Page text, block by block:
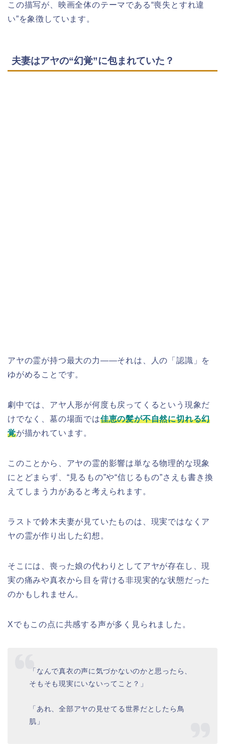
この描写が、映画全体のテーマである“喪失とすれ違
い”を象徴しています。
夫妻はアヤの“幻覚”に包まれていた？
アヤの霊が持つ最大の力――それは、人の「認識」を
ゆがめることです。
劇中では、アヤ人形が何度も戻ってくるという現象だ
けでなく、墓の場面では佳恵の髪が不自然に切れる幻
覚が描かれています。
このことから、アヤの霊的影響は単なる物理的な現象
にとどまらず、“見るもの”や“信じるもの”さえも書き換
えてしまう力があると考えられます。
ラストで鈴木夫妻が見ていたものは、現実ではなくア
ヤの霊が作り出した幻想。
そこには、喪った娘の代わりとしてアヤが存在し、現
実の痛みや真衣から目を背ける非現実的な状態だった
のかもしれません。
Xでもこの点に共感する声が多く見られました。
「なんで真衣の声に気づかないのかと思ったら、
そもそも現実にいないってこと？」
「あれ、全部アヤの見せてる世界だとしたら鳥
肌」